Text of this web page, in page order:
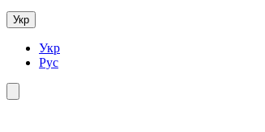
Укр
Укр
Рус